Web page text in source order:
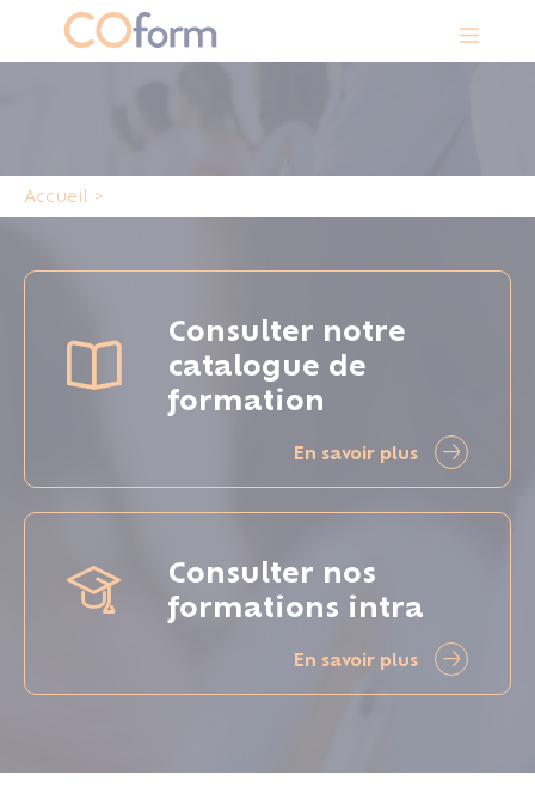
Accueil >
Consulter notre
catalogue de
formation
En savoir plus
Consulter nos
formations intra
En savoir plus
Panneau de gestion des cookies